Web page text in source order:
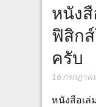
หนัง
ฟิสิก
ครับ
16 กรกฎาค
หนังสือเล่